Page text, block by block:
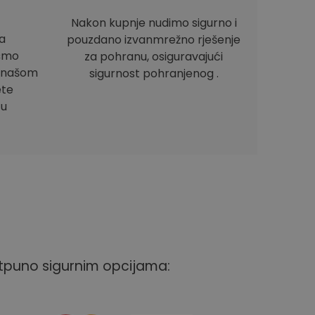
Nakon kupnje nudimo sigurno i
pouzdano izvanmrežno rješenje
za pohranu, osiguravajući
sigurnost pohranjenog .
sigurnim opcijama: